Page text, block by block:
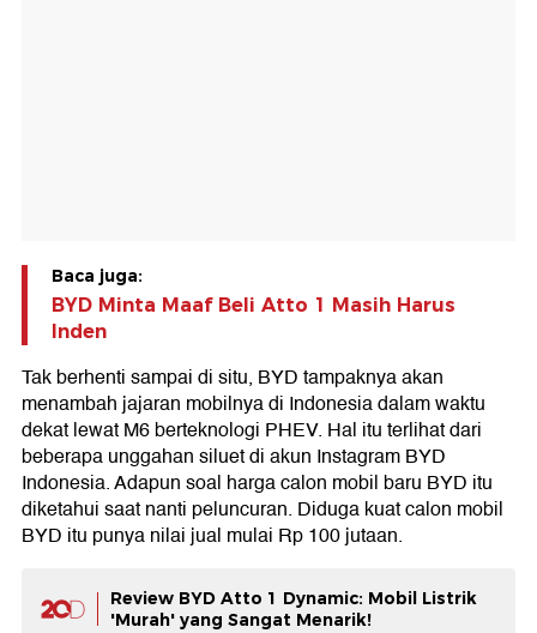
Baca juga:
BYD Minta Maaf Beli Atto 1 Masih Harus
Inden
Tak berhenti sampai di situ, BYD tampaknya akan
menambah jajaran mobilnya di Indonesia dalam waktu
dekat lewat M6 berteknologi PHEV. Hal itu terlihat dari
beberapa unggahan siluet di akun Instagram BYD
Indonesia. Adapun soal harga calon mobil baru BYD itu
diketahui saat nanti peluncuran. Diduga kuat calon mobil
BYD itu punya nilai jual mulai Rp 100 jutaan.
Review BYD Atto 1 Dynamic: Mobil Listrik
'Murah' yang Sangat Menarik!